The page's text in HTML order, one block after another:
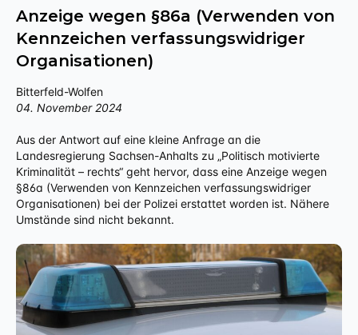
Anzeige wegen §86a (Verwenden von
Kennzeichen verfassungswidriger
Organisationen)
Bitterfeld-Wolfen
04. November 2024
Aus der Antwort auf eine kleine Anfrage an die
Landesregierung Sachsen-Anhalts zu „Politisch motivierte
Kriminalität – rechts“ geht hervor, dass eine Anzeige wegen
§86a (Verwenden von Kennzeichen verfassungswidriger
Organisationen) bei der Polizei erstattet worden ist. Nähere
Umstände sind nicht bekannt.